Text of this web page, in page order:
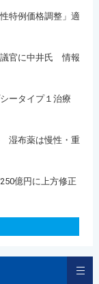
特例価格調整」適
官に中井氏 情報
ータイプ１治療
湿布薬は慢性・重
億円に上方修正